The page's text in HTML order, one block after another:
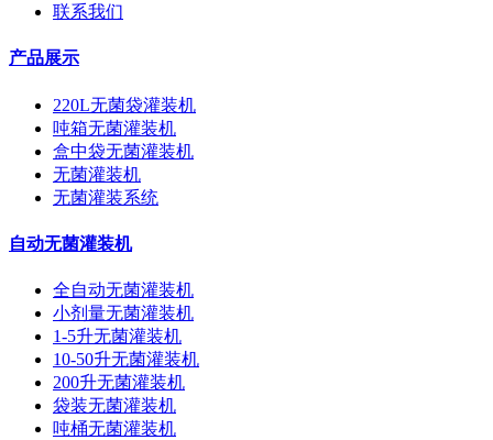
联系我们
产品展示
220L无菌袋灌装机
吨箱无菌灌装机
盒中袋无菌灌装机
无菌灌装机
无菌灌装系统
自动无菌灌装机
全自动无菌灌装机
小剂量无菌灌装机
1-5升无菌灌装机
10-50升无菌灌装机
200升无菌灌装机
袋装无菌灌装机
吨桶无菌灌装机